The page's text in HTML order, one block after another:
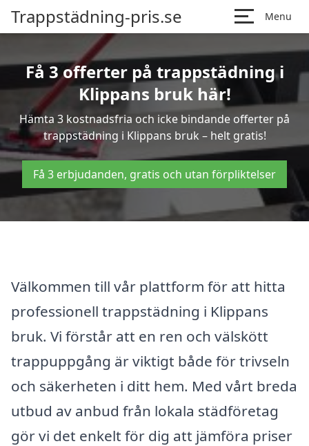
Trappstädning-pris.se Menu
Få 3 offerter på trappstädning i
Klippans bruk här!
Hämta 3 kostnadsfria och icke bindande offerter på
trappstädning i Klippans bruk – helt gratis!
Få 3 erbjudanden, gratis och utan förpliktelser
Välkommen till vår plattform för att hitta
professionell trappstädning i Klippans
bruk. Vi förstår att en ren och välskött
trappuppgång är viktigt både för trivseln
och säkerheten i ditt hem. Med vårt breda
utbud av anbud från lokala städföretag
gör vi det enkelt för dig att jämföra priser